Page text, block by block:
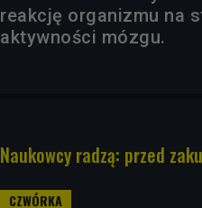
reakcję organizmu na
aktywności mózgu.
Naukowcy radzą: przed